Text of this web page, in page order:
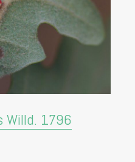
Willd. 1796